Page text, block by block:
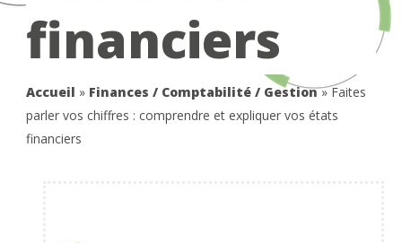
financiers
Accueil » Finances / Comptabilité / Gestion»Faites
parler vos chiffres : comprendre et expliquer vos états
financiers